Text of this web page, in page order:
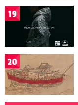
19
20